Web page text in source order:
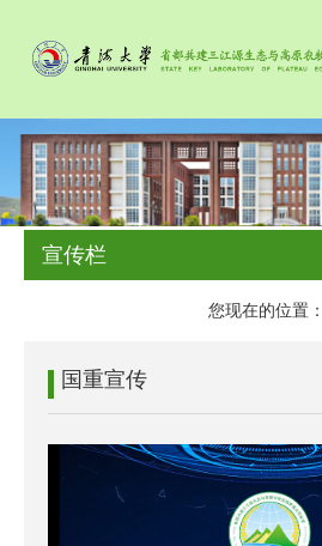
宣传栏
您现在的位置：
国重宣传